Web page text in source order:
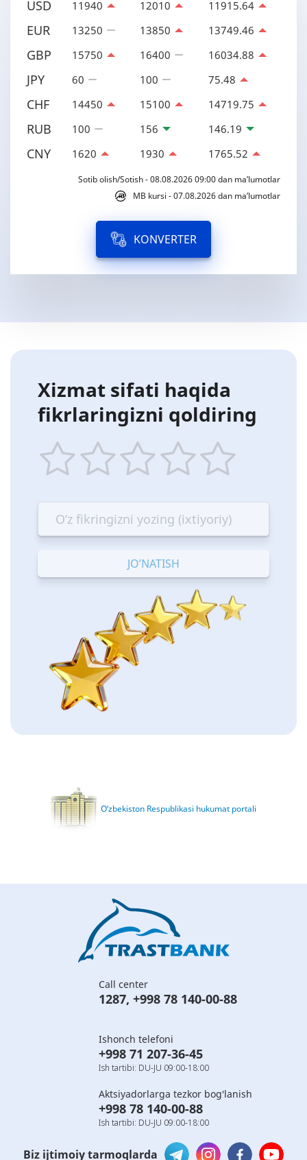
USD 11940 12010 11915.64
EUR 13250 13850 13749.46
GBP 15750 16400 16034.88
JPY 60 100 75.48
CHF 14450 15100 14719.75
RUB 100 156 146.19
CNY 1620 1930 1765.52
Sotib olish/Sotish - 08.08.2026 09:00 dan ma’lumotlar
MB kursi - 07.08.2026 dan ma’lumotlar
KONVERTER
Xizmat sifati haqida
fikrlaringizni qoldiring
star
Terrible
stars
—
Bad
stars
—
OK
stars
—
Good
stars
—
Excellent
O‘zbekiston Respublikasi hukumat portali
Call center
1287, +998 78 140-00-88
Ishonch telefoni
+998 71 207-36-45
Ish tartibi: DU-JU 09:00-18:00
Aktsiyadorlarga tezkor bog'lanish
+998 78 140-00-88
Ish tartibi: DU-JU 09:00-18:00
Biz ijtimoiy tarmoqlarda